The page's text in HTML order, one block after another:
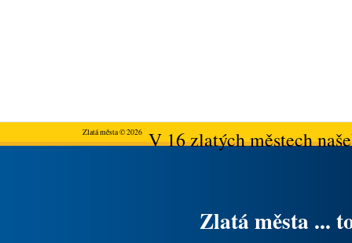
Zlatá města © 2026V 16 zlatých městech
Zlatá města ...